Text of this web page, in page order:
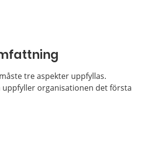
tre aspekter uppfyllas.
uppfyller organisationen det första